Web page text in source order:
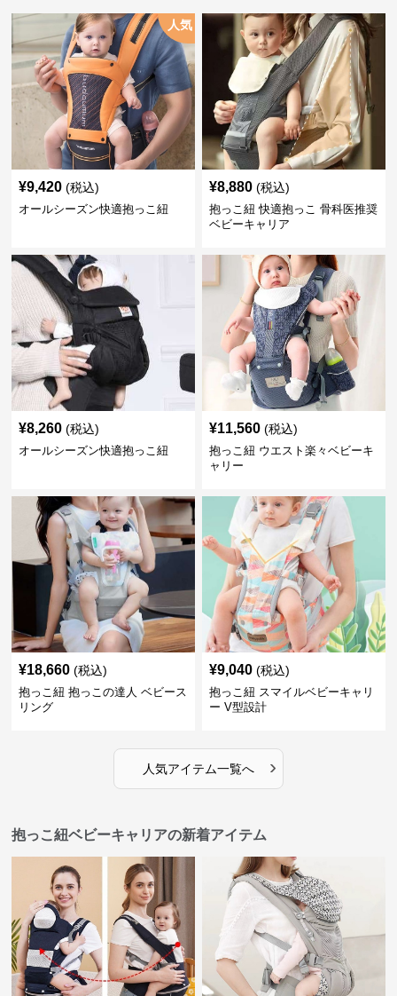
人気
¥9,420 (税込)
オールシーズン快適抱っこ紐
¥8,880 (税込)
抱っこ紐 快適抱っこ 骨科医推奨
ベビーキャリア
¥8,260 (税込)
オールシーズン快適抱っこ紐
¥11,560 (税込)
抱っこ紐 ウエスト楽々ベビーキ
ャリー
¥18,660 (税込)
抱っこ紐 抱っこの達人 ベビース
リング
¥9,040 (税込)
抱っこ紐 スマイルベビーキャリ
ー V型設計
人気アイテム一覧へ ›
抱っこ紐ベビーキャリアの新着アイテム